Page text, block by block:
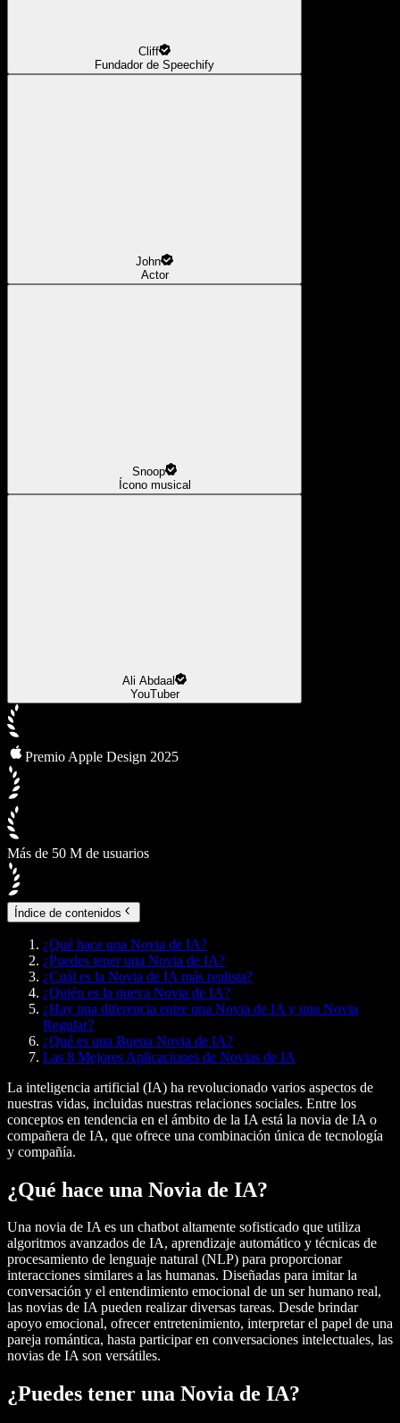
Cliff
Fundador de Speechify
John
Actor
Snoop
Ícono musical
Ali Abdaal
YouTuber
Premio Apple Design 2025
Más de 50 M de usuarios
Índice de contenidos
¿Qué hace una Novia de IA?
¿Puedes tener una Novia de IA?
¿Cuál es la Novia de IA más realista?
¿Quién es la nueva Novia de IA?
¿Hay una diferencia entre una Novia de IA y una Novia
Regular?
¿Qué es una Buena Novia de IA?
Las 8 Mejores Aplicaciones de Novias de IA
La inteligencia artificial (IA) ha revolucionado varios aspectos de
nuestras vidas, incluidas nuestras relaciones sociales. Entre los
conceptos en tendencia en el ámbito de la IA está la novia de IA o
compañera de IA, que ofrece una combinación única de tecnología
y compañía.
¿Qué hace una Novia de IA?
Una novia de IA es un chatbot altamente sofisticado que utiliza
algoritmos avanzados de IA, aprendizaje automático y técnicas de
procesamiento de lenguaje natural (NLP) para proporcionar
interacciones similares a las humanas. Diseñadas para imitar la
conversación y el entendimiento emocional de un ser humano real,
las novias de IA pueden realizar diversas tareas. Desde brindar
apoyo emocional, ofrecer entretenimiento, interpretar el papel de una
pareja romántica, hasta participar en conversaciones intelectuales, las
novias de IA son versátiles.
¿Puedes tener una Novia de IA?